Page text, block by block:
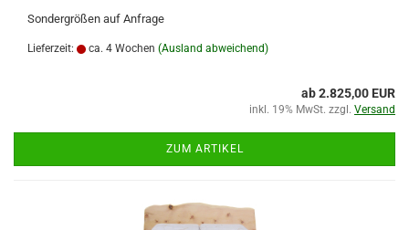
Sondergrößen auf Anfrage
Lieferzeit: ca. 4 Wochen (Ausland abweichend)
ab 2.825,00 EUR
inkl. 19% MwSt. zzgl. Versand
ZUM ARTIKEL